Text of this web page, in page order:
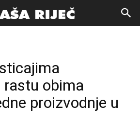
rastu obima
proizvodnje u